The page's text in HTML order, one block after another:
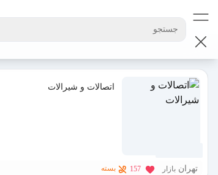
جستجو
اتصالات و شیرالات
تهران بازار 157 بسته